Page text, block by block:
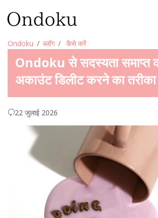
Ondoku ब्लॉग कैसे करें
Ondoku से सदस्यता समाप्त
अकाउंट डिलीट करने का तरीका
22 जुलाई 2026